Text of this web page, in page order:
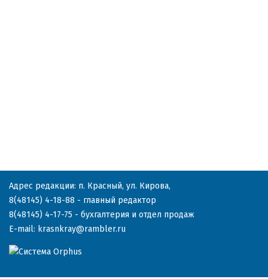
Адрес редакции: п. Красный, ул. Кирова,
8(48145) 4-18-88 - главный редактор
8(48145) 4-17-75 - бухгалтерия и отдел продаж
E-mail: krasnkray@rambler.ru